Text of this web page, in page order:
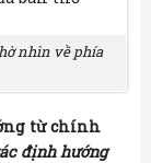
nhìn về phía
từ chính
định hướng